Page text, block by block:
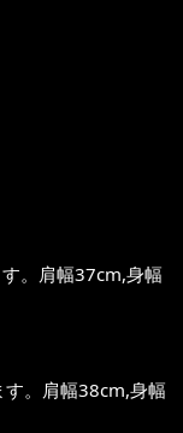
。肩幅37cm,身幅
。肩幅38cm,身幅